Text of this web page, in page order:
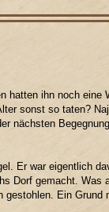
hatten ihn noch eine
sonst so taten?
nächsten Begegnung
Er war eigentlich
Dorf gemacht. Was
gestohlen. Ein Grund